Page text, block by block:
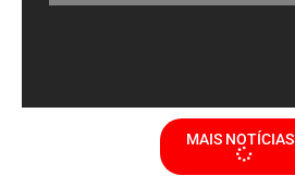
MAIS NOTÍCIAS